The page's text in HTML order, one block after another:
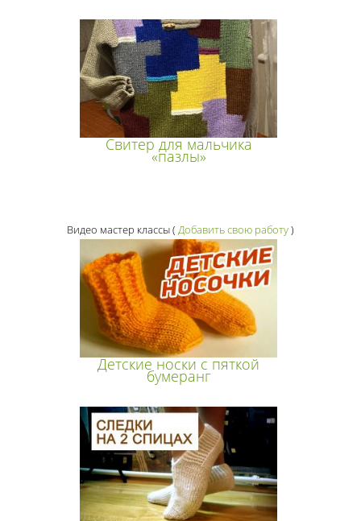
Свитер для мальчика
«пазлы»
Видео мастер классы( Добавить свою работу)
Детские носки с пяткой
бумеранг